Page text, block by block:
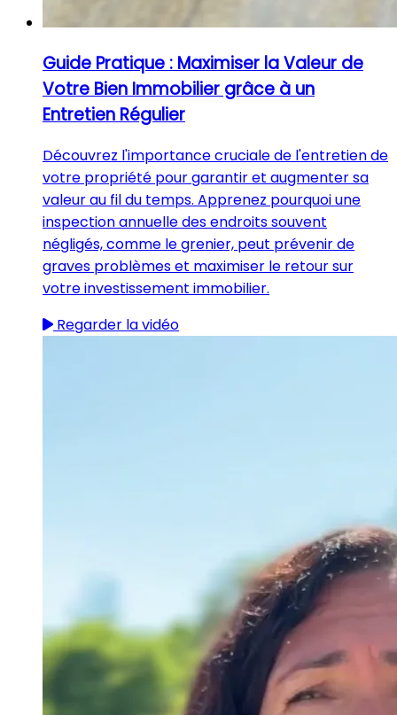
Guide Pratique : Maximiser la Valeur de
Votre Bien Immobilier grâce à un
Entretien Régulier
Découvrez l'importance cruciale de l'entretien de
votre propriété pour garantir et augmenter sa
valeur au fil du temps. Apprenez pourquoi une
inspection annuelle des endroits souvent
négligés, comme le grenier, peut prévenir de
graves problèmes et maximiser le retour sur
votre investissement immobilier.
Regarder la vidéo